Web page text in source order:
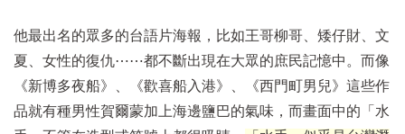
他最出名的眾多的台語片海報，比如王哥柳哥、矮仔財、文
夏、女性的復仇⋯⋯都不斷出現在大眾的庶民記憶中。而像
《新博多夜船》、《歡喜船入港》、《西門町男兒》這些作
品就有種男性賀爾蒙加上海邊鹽巴的氣味，而畫面中的「水